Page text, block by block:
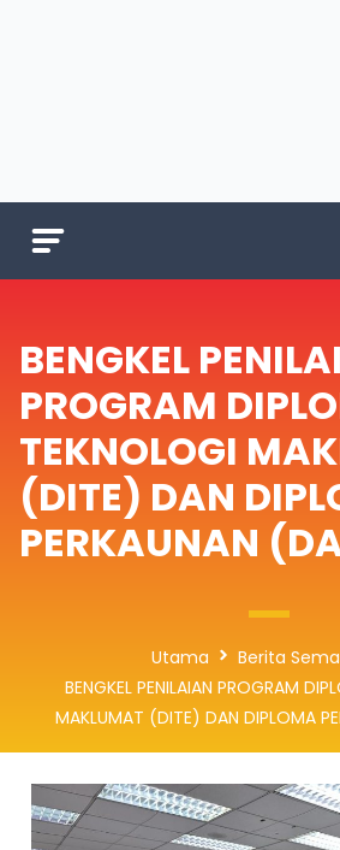
BENGKEL
PROGRAM
TEKNOLOGI
(DITE) DAN
PERKAUNAN
Utama
Berita
BENGKEL PENILAIAN PROGRAM
MAKLUMAT (DITE) DAN DIPLOMA